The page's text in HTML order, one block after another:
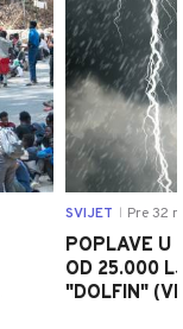
SVIJET Pre 32
POPLAVE U
OD 25.000
"DOLFIN"